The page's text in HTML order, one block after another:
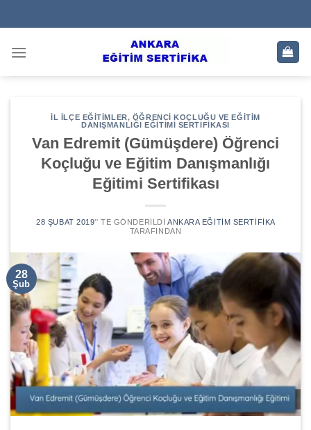
to
İL İLÇE EĞITIMLER, ÖĞRENCI KOÇLUĞU VE EĞITIM
DANIŞMANLIĞI EĞITIMI SERTIFIKASI
Van Edremit (Gümüşdere) Öğrenci
Koçluğu ve Eğitim Danışmanlığı
Eğitimi Sertifikası
28 ŞUBAT 2019’' TE GÖNDERILDI ANKARA EĞITIM SERTIFIKA
TARAFINDAN
28
Şub